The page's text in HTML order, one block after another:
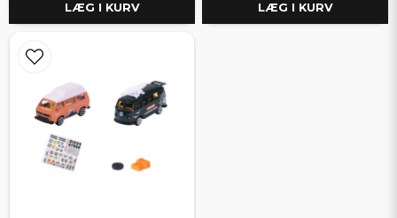
LÆG I KURV LÆG I KURV